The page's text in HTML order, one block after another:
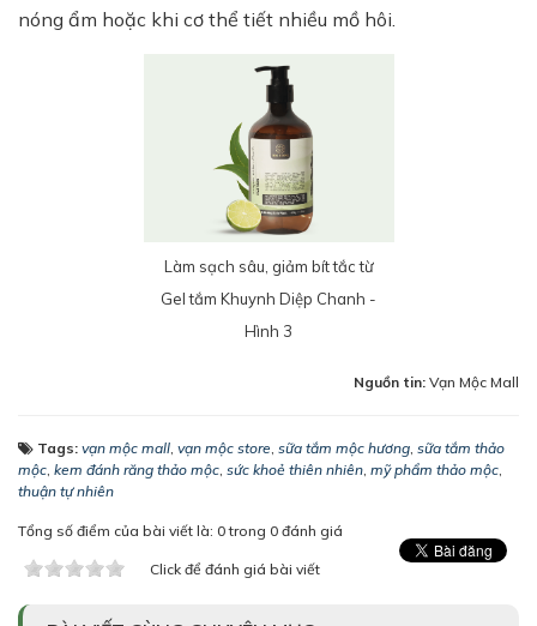
nóng ẩm hoặc khi cơ thể tiết nhiều mồ hôi.
Làm sạch sâu, giảm bít tắc từ
Gel tắm Khuynh Diệp Chanh -
Hình 3
Nguồn tin: Vạn Mộc Mall
Tags: vạn mộc mall, vạn mộc store, sữa tắm mộc hương, sữa tắm thảo
mộc, kem đánh răng thảo mộc, sức khoẻ thiên nhiên, mỹ phẩm thảo mộc,
thuận tự nhiên
Tổng số điểm của bài viết là: 0 trong 0 đánh giá
Click để đánh giá bài viết